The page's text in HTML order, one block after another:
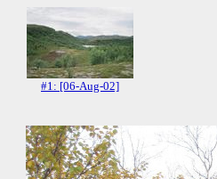
#1: [06-Aug-02]